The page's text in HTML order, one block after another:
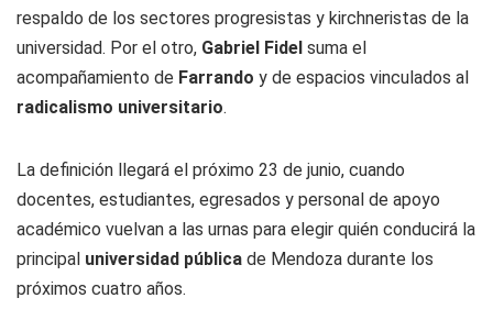
respaldo de los sectores progresistas y kirchneristas de la
universidad. Por el otro, Gabriel Fidel suma el
acompañamiento de Farrando y de espacios vinculados al
radicalismo universitario.
La definición llegará el próximo 23 de junio, cuando
docentes, estudiantes, egresados y personal de apoyo
académico vuelvan a las urnas para elegir quién conducirá la
principal universidad pública de Mendoza durante los
próximos cuatro años.